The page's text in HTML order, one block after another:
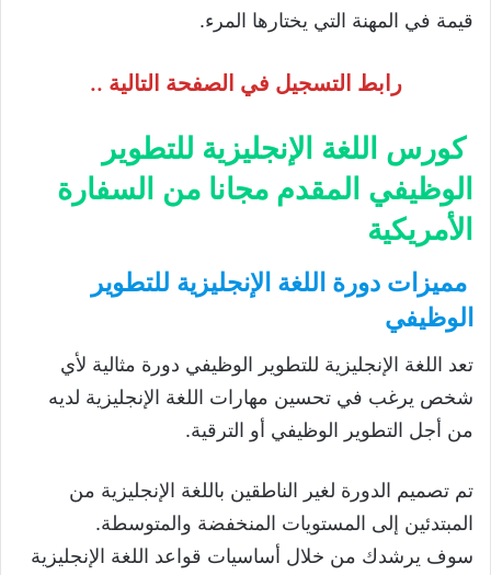
قيمة في المهنة التي يختارها المرء.
رابط التسجيل في الصفحة التالية ..
كورس اللغة الإنجليزية للتطوير
الوظيفي المقدم مجانا من السفارة
الأمريكية
مميزات دورة اللغة الإنجليزية للتطوير
الوظيفي
تعد اللغة الإنجليزية للتطوير الوظيفي دورة مثالية لأي
شخص يرغب في تحسين مهارات اللغة الإنجليزية لديه
من أجل التطوير الوظيفي أو الترقية.
تم تصميم الدورة لغير الناطقين باللغة الإنجليزية من
المبتدئين إلى المستويات المنخفضة والمتوسطة.
سوف يرشدك من خلال أساسيات قواعد اللغة الإنجليزية